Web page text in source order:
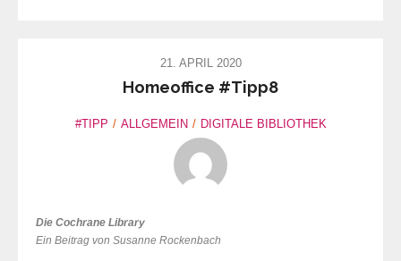
21. APRIL 2020
Homeoffice #Tipp8
#TIPP ALLGEMEIN DIGITALE BIBLIOTHEK
Die Cochrane Library
Ein Beitrag von Susanne Rockenbach